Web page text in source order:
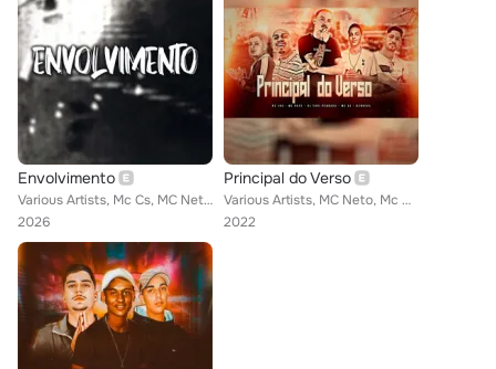
Envolvimento
Various Artists, Mc Cs, MC Neto, Menó Jm, Mc TF, MC JHS
2026
Principal do Verso
Various Artists, MC Neto, Mc Cs, MC JHS, Kennera, Dj yuri pedrada
2022